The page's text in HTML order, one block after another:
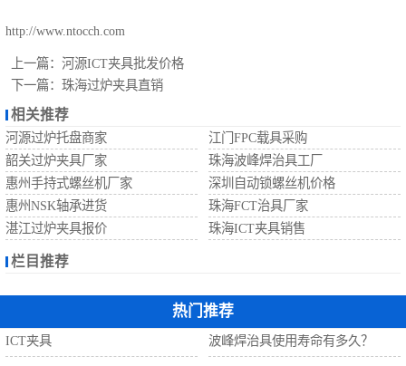
http://www.ntocch.com
上一篇： 河源ICT夹具批发价格
下一篇： 珠海过炉夹具直销
相关推荐
河源过炉托盘商家
江门FPC载具采购
韶关过炉夹具厂家
珠海波峰焊治具工厂
惠州手持式螺丝机厂家
深圳自动锁螺丝机价格
惠州NSK轴承进货
珠海FCT治具厂家
湛江过炉夹具报价
珠海ICT夹具销售
栏目推荐
热门推荐
ICT夹具 波峰焊治具使用寿命有多久？
自动螺丝机